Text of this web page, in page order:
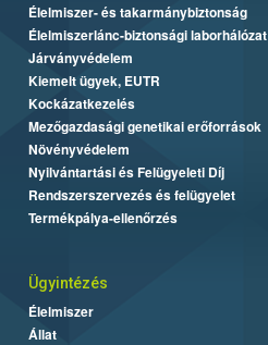
Élelmiszer- és takarmánybiztonság
Élelmiszerlánc-biztonsági laborhálózat
Járványvédelem
Kiemelt ügyek, EUTR
Kockázatkezelés
Mezőgazdasági genetikai erőforrások
Növényvédelem
Nyilvántartási és Felügyeleti Díj
Rendszerszervezés és felügyelet
Termékpálya-ellenőrzés
Ügyintézés
Élelmiszer
Állat